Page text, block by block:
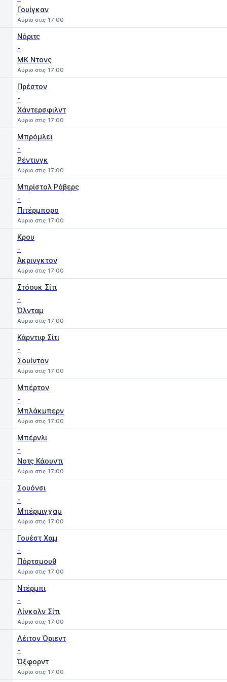
Γουίγκαν
Αύριο στις 17:00
Νόριτς
-
MK Ντονς
Αύριο στις 17:00
Πρέστον
-
Χάντερσφιλντ
Αύριο στις 17:00
Μπρόμλεϊ
-
Ρέντινγκ
Αύριο στις 17:00
Μπρίστολ Ρόβερς
-
Πιτέρμπορο
Αύριο στις 17:00
Κρου
-
Άκρινγκτον
Αύριο στις 17:00
Στόουκ Σίτι
-
Όλνταμ
Αύριο στις 17:00
Κάρντιφ Σίτι
-
Σουίντον
Αύριο στις 17:00
Μπέρτον
-
Μπλάκμπερν
Αύριο στις 17:00
Μπέρνλι
-
Νοτς Κάουντι
Αύριο στις 17:00
Σουόνσι
-
Μπέρμιγχαμ
Αύριο στις 17:00
Γουέστ Χαμ
-
Πόρτσμουθ
Αύριο στις 17:00
Ντέρμπι
-
Λίνκολν Σίτι
Αύριο στις 17:00
Λέιτον Όριεντ
-
Όξφορντ
Αύριο στις 17:00